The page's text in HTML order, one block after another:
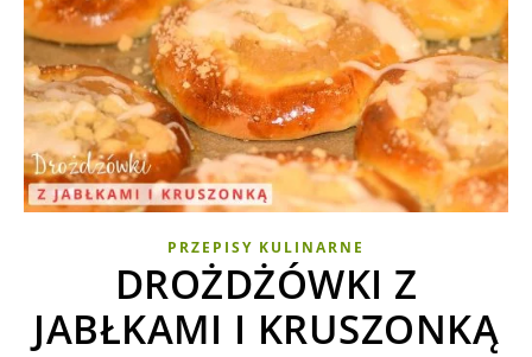
PRZEPISY KULINARNE
DROŻDŻÓWKI Z
JABŁKAMI I KRUSZONKĄ